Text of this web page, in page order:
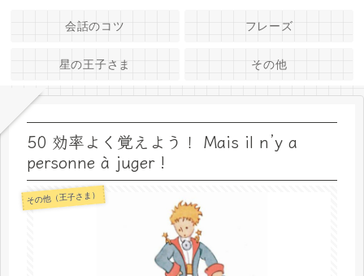
会話のコツ フレーズ
星の王子さま その他
50 効率よく覚えよう！ Mais il n’y a
personne à juger !
その他（王子さま）